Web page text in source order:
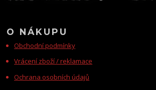
O NÁKUPU
Obchodní podmínky
Vrácení zboží / reklamace
Ochrana osobních údajů